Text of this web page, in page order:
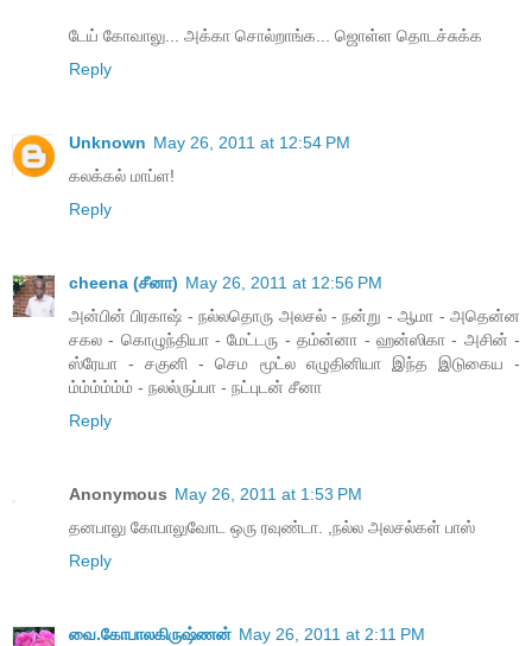
டேய் கோவாலு... அக்கா சொல்றாங்க... ஜொள்ள தொடச்சுக்க
Reply
Unknown May 26, 2011 at 12:54 PM
கலக்கல் மாப்ள!
Reply
cheena (சீனா) May 26, 2011 at 12:56 PM
அன்பின் பிரகாஷ் - நல்லதொரு அலசல் - நன்று - ஆமா - அதென்ன
சகல - கொழுந்தியா - மேட்டரு - தம்ன்னா - ஹன்ஸிகா - அசின் -
ஸ்ரேயா - சகுனி - செம மூட்ல எழுதினியா இந்த இடுகைய -
ம்ம்ம்ம்ம்ம் - நலல்ருப்பா - நட்புடன் சீனா
Reply
Anonymous May 26, 2011 at 1:53 PM
தனபாலு கோபாலுவோட ஒரு ரவுண்டா. ,நல்ல அலசல்கள் பாஸ்
Reply
வை.கோபாலகிருஷ்ணன் May 26, 2011 at 2:11 PM